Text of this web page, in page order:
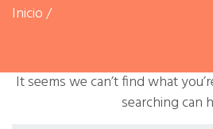
Inicio/
It seems we can’t find what
searching can